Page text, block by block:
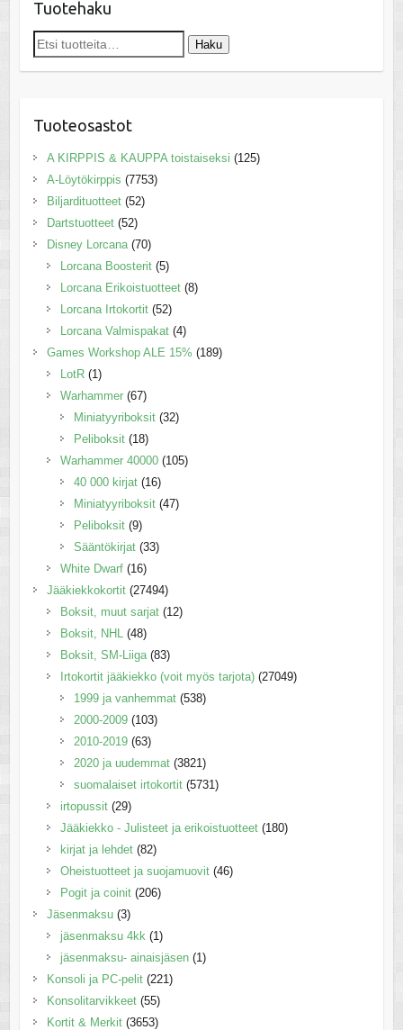
Tuotehaku
Etsi: Haku
Tuoteosastot
A KIRPPIS & KAUPPA toistaiseksi (125)
A-Löytökirppis (7753)
Biljardituotteet (52)
Dartstuotteet (52)
Disney Lorcana (70)
Lorcana Boosterit (5)
Lorcana Erikoistuotteet (8)
Lorcana Irtokortit (52)
Lorcana Valmispakat (4)
Games Workshop ALE 15% (189)
LotR (1)
Warhammer (67)
Miniatyyriboksit (32)
Peliboksit (18)
Warhammer 40000 (105)
40 000 kirjat (16)
Miniatyyriboksit (47)
Peliboksit (9)
Sääntökirjat (33)
White Dwarf (16)
Jääkiekkokortit (27494)
Boksit, muut sarjat (12)
Boksit, NHL (48)
Boksit, SM-Liiga (83)
Irtokortit jääkiekko (voit myös tarjota) (27049)
1999 ja vanhemmat (538)
2000-2009 (103)
2010-2019 (63)
2020 ja uudemmat (3821)
suomalaiset irtokortit (5731)
irtopussit (29)
Jääkiekko - Julisteet ja erikoistuotteet (180)
kirjat ja lehdet (82)
Oheistuotteet ja suojamuovit (46)
Pogit ja coinit (206)
Jäsenmaksu (3)
jäsenmaksu 4kk (1)
jäsenmaksu- ainaisjäsen (1)
Konsoli ja PC-pelit (221)
Konsolitarvikkeet (55)
Kortit & Merkit (3653)